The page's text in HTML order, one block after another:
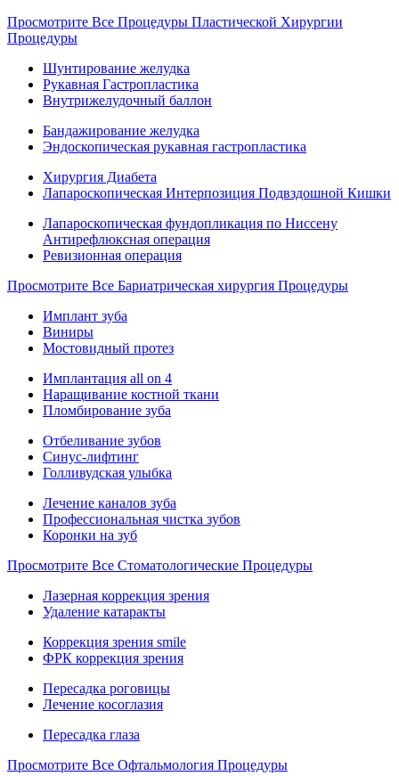
Просмотрите Все Процедуры Пластической Хирургии
Процедуры
Шунтирование желудка
Рукавная Гастропластика
Внутрижелудочный баллон
Бандажирование желудка
Эндоскопическая рукавная гастропластика
Хирургия Диабета
Лапароскопическая Интерпозиция Подвздошной Кишки
Лапароскопическая фундопликация по Ниссену
Антирефлюксная операция
Ревизионная операция
Просмотрите Все Бариатрическая хирургия Процедуры
Имплант зуба
Виниры
Мостовидный протез
Имплантация all on 4
Наращивание костной ткани
Пломбирование зуба
Отбеливание зубов
Синус-лифтинг
Голливудская улыбка
Лечение каналов зуба
Профессиональная чистка зубов
Коронки на зуб
Просмотрите Все Стоматологические Процедуры
Лазерная коррекция зрения
Удаление катаракты
Коррекция зрения smile
ФРК коррекция зрения
Пересадка роговицы
Лечение косоглазия
Пересадка глаза
Просмотрите Все Офтальмология Процедуры